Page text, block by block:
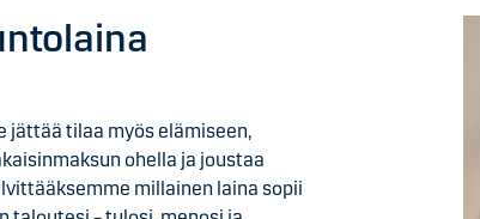
jättää tilaa myös elämiseen,
ohella ja joustaa
millainen laina sopii